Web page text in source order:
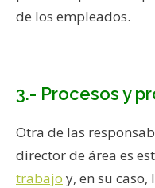
de los empleados.
3.- Procesos y
Otra de las
director de área es
trabajo y, en su